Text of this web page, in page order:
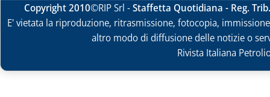
Copyright 2010©RIP Srl -Staffetta Quotidiana - Reg.
E' vietata la riproduzione, ritrasmissione, fotocopia,
altro modo di diffusione delle notizie o
Rivista Italiana